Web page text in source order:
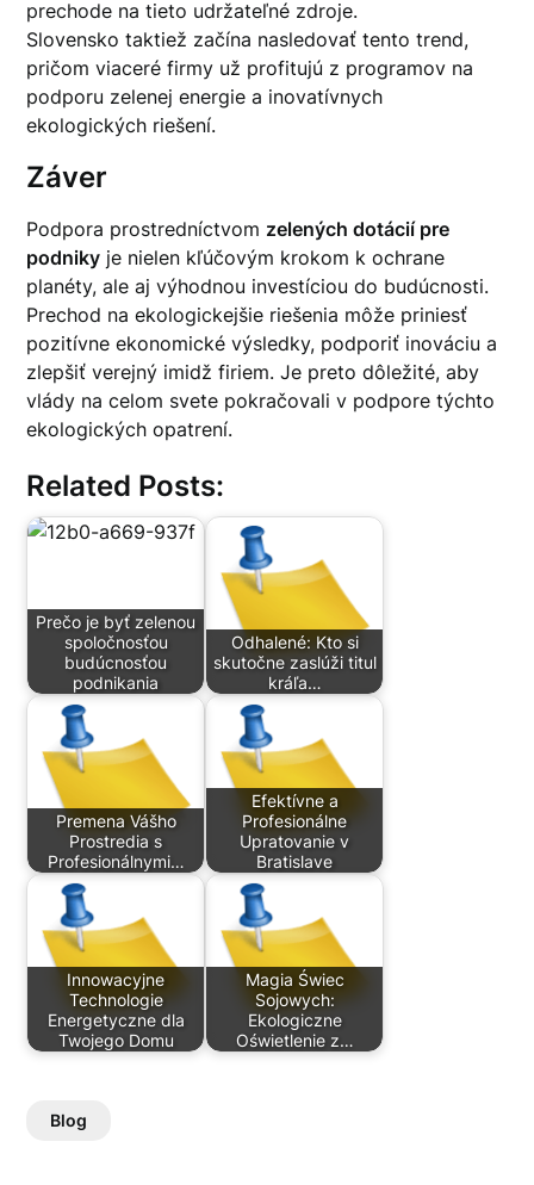
prechode na tieto udržateľné zdroje.
Slovensko taktiež začína nasledovať tento trend,
pričom viaceré firmy už profitujú z programov na
podporu zelenej energie a inovatívnych
ekologických riešení.
Záver
Podpora prostredníctvom zelených dotácií pre
podniky je nielen kľúčovým krokom k ochrane
planéty, ale aj výhodnou investíciou do budúcnosti.
Prechod na ekologickejšie riešenia môže priniesť
pozitívne ekonomické výsledky, podporiť inováciu a
zlepšiť verejný imidž firiem. Je preto dôležité, aby
vlády na celom svete pokračovali v podpore týchto
ekologických opatrení.
Related Posts:
Prečo je byť zelenou
spoločnosťou
budúcnosťou
podnikania
Odhalené: Kto si
skutočne zaslúži titul
kráľa…
Premena Vášho
Prostredia s
Profesionálnymi…
Efektívne a
Profesionálne
Upratovanie v
Bratislave
Innowacyjne
Technologie
Energetyczne dla
Twojego Domu
Magia Świec
Sojowych:
Ekologiczne
Oświetlenie z…
Blog